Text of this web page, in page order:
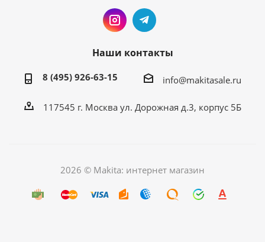
Наши контакты
8 (495) 926-63-15 info@makitasale.ru
117545 г. Москва ул. Дорожная д.3, корпус 5Б
2026 © Makita: интернет магазин